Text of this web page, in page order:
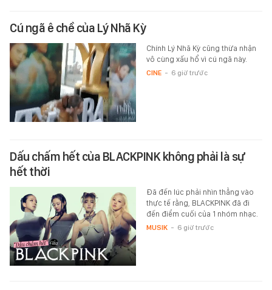
Cú ngã ê chề của Lý Nhã Kỳ
Chính Lý Nhã Kỳ cũng thừa nhận
vô cùng xấu hổ vì cú ngã này.
CINE - 6 giờ trước
Dấu chấm hết của BLACKPINK không phải là sự
hết thời
Đã đến lúc phải nhìn thẳng vào
thực tế rằng, BLACKPINK đã đi
đến điểm cuối của 1 nhóm nhạc.
MUSIK - 6 giờ trước